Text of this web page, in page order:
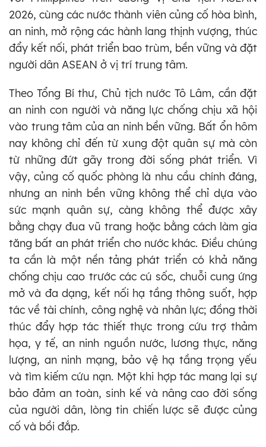
2026, cùng các nước thành viên củng cố hòa bình,
an ninh, mở rộng các hành lang thịnh vượng, thúc
đẩy kết nối, phát triển bao trùm, bền vững và đặt
người dân ASEAN ở vị trí trung tâm.
Theo Tổng Bí thư, Chủ tịch nước Tô Lâm, cần đặt
an ninh con người và năng lực chống chịu xã hội
vào trung tâm của an ninh bền vững. Bất ổn hôm
nay không chỉ đến từ xung đột quân sự mà còn
từ những đứt gãy trong đời sống phát triển. Vì
vậy, củng cố quốc phòng là nhu cầu chính đáng,
nhưng an ninh bền vững không thể chỉ dựa vào
sức mạnh quân sự, càng không thể được xây
bằng chạy đua vũ trang hoặc bằng cách làm gia
tăng bất an phát triển cho nước khác. Điều chúng
ta cần là một nền tảng phát triển có khả năng
chống chịu cao trước các cú sốc, chuỗi cung ứng
mở và đa dạng, kết nối hạ tầng thông suốt, hợp
tác về tài chính, công nghệ và nhân lực; đồng thời
thúc đẩy hợp tác thiết thực trong cứu trợ thảm
họa, y tế, an ninh nguồn nước, lương thực, năng
lượng, an ninh mạng, bảo vệ hạ tầng trọng yếu
và tìm kiếm cứu nạn. Một khi hợp tác mang lại sự
bảo đảm an toàn, sinh kế và nâng cao đời sống
của người dân, lòng tin chiến lược sẽ được củng
cố và bồi đắp.